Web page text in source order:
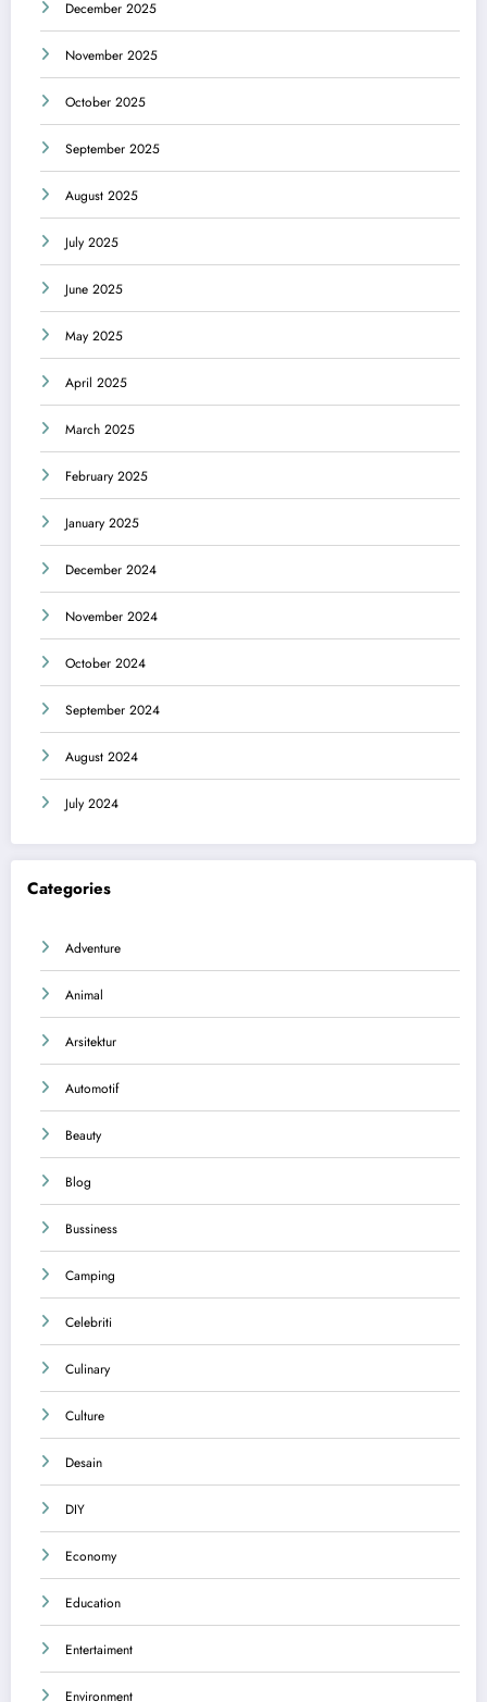
December 2025
November 2025
October 2025
September 2025
August 2025
July 2025
June 2025
May 2025
April 2025
March 2025
February 2025
January 2025
December 2024
November 2024
October 2024
September 2024
August 2024
July 2024
Categories
Adventure
Animal
Arsitektur
Automotif
Beauty
Blog
Bussiness
Camping
Celebriti
Culinary
Culture
Desain
DIY
Economy
Education
Entertaiment
Environment